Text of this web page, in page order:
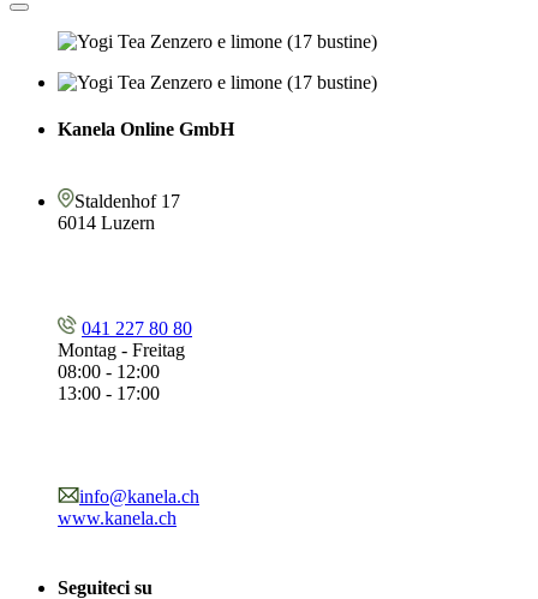
Kanela Online GmbH
Staldenhof 17
6014 Luzern
041 227 80 80
Montag - Freitag
08:00 - 12:00
13:00 - 17:00
info@kanela.ch
www.kanela.ch
Seguiteci su